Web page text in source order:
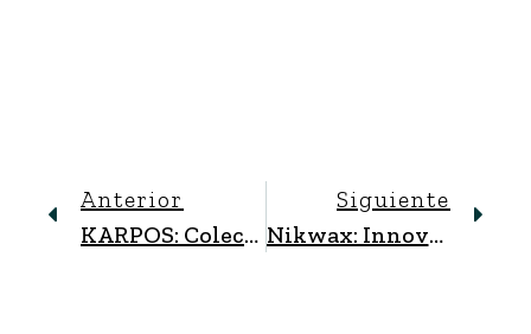
Anterior
KARPOS: Colección Otoño-Invierno ’23
Siguiente
Nikwax: Innovación En Protección Para Tus Prendas Outdoor